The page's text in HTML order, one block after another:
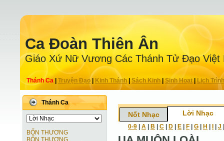
Ca Ðoàn Thiên Ân
Giáo Xứ Nữ Vương Các Thánh Tử Ðạo Việt
Thánh Ca Truyện Ðạo| Kinh Thánh Sách Kinh|Sinh Hoạt| Lịch Trình
Thánh Ca
BỐN THƯƠNG
BỐN THƯƠNG
Nốt Nhạc Lời Nhạc
0-9 A B C D E F G H J